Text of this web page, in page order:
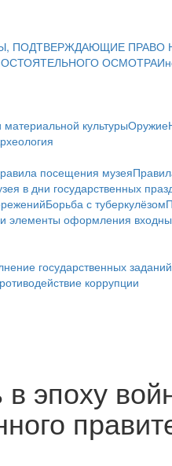
ПОДТВЕРЖДАЮЩИЕ ПРАВО
ОСМОТРА
культурыОружие
посещения музея
в дни государственных
Борьба с туберкулёзом
элементы оформления
государственных заданий
коррупции
в эпоху